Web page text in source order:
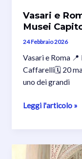
Vasari e
Musei
24 Febbraio 2026
Vasari e Roma
Caffarelli🗓️ 20
uno dei grandi
Vasari
Rinascimento
Leggi l'articolo »